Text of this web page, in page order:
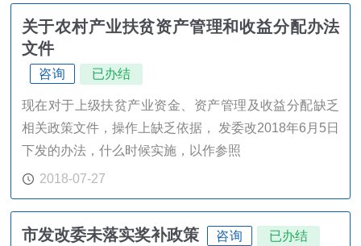
关于农村产业扶贫资产管理和收益分配办法
文件
咨询 已办结
现在对于上级扶贫产业资金、资产管理及收益分配缺乏
相关政策文件，操作上缺乏依据， 发委改2018年6月5日
下发的办法，什么时候实施，以作参照
2018-07-27
市发改委未落实奖补政策 咨询 已办结